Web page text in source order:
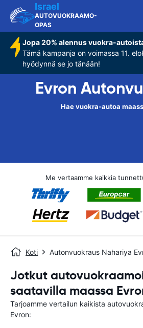
Israel
AUTOVUOKRAAMO-
OPAS
Jopa 20% alennus vuokra-
Tämä kampanja on voimassa 11.
hyödynnä se jo tänään!
Evron
Hae vuokra-autoa
Me vertaamme kaikkia
Koti Autonvuokraus Nahariya
Jotkut
saatavilla maassa
Tarjoamme vertailun kaikista
Evron: